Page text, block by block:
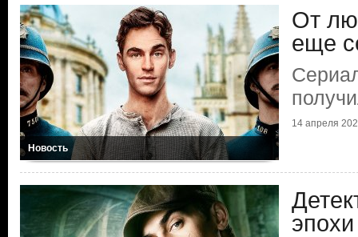
Новость
От
еще
14 апреля